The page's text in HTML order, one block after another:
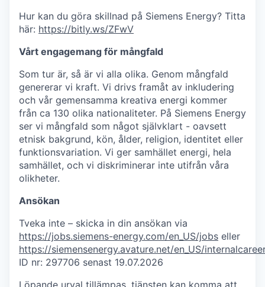
Hur kan du göra skillnad på Siemens Energy? Titta
här: https://bitly.ws/ZFwV
Vårt engagemang för mångfald
Som tur är, så är vi alla olika. Genom mångfald
genererar vi kraft. Vi drivs framåt av inkludering
och vår gemensamma kreativa energi kommer
från ca 130 olika nationaliteter. På Siemens Energy
ser vi mångfald som något självklart - oavsett
etnisk bakgrund, kön, ålder, religion, identitet eller
funktionsvariation. Vi ger samhället energi, hela
samhället, och vi diskriminerar inte utifrån våra
olikheter.
Ansökan
Tveka inte – skicka in din ansökan via
https://jobs.siemens-energy.com/en_US/jobs eller
https://siemensenergy.avature.net/en_US/
ID nr: 297706 senast 19.07.2026
Löpande urval tillämpas, tjänsten kan komma att